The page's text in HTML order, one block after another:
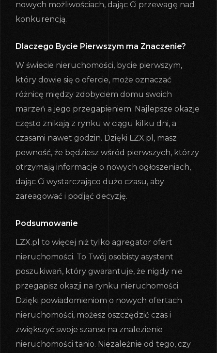
nowych możliwościach, dając Ci przewagę nad
konkurencją.
Dlaczego Bycie Pierwszym ma Znaczenie?
W świecie nieruchomości, bycie pierwszym,
który dowie się o ofercie, może oznaczać
różnicę między zdobyciem domu swoich
marzeń a jego przegapieniem. Najlepsze okazje
często znikają z rynku w ciągu kilku dni, a
czasami nawet godzin. Dzięki LZX.pl, masz
pewność, że będziesz wśród pierwszych, którzy
otrzymają informacje o nowych ogłoszeniach,
dając Ci wystarczająco dużo czasu, aby
zareagować i podjąć decyzję.
Podsumowanie
LZX.pl to więcej niż tylko agregator ofert
nieruchomości. To Twój osobisty asystent
poszukiwań, który gwarantuje, że nigdy nie
przegapisz okazji na rynku nieruchomości.
Dzięki powiadomieniom o nowych ofertach
nieruchomości, możesz oszczędzić czas i
zwiększyć swoje szanse na znalezienie
nieruchomości tanio. Niezależnie od tego, czy